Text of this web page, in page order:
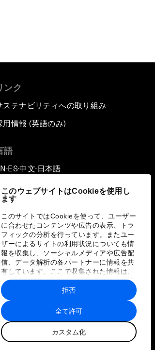
このウェブサイトはCookieを使用し
ます
このサイトではCookieを使って、ユーザー
に合わせたコンテンツや広告の表示、トラ
フィックの分析を行っています。またユー
ザーによるサイトの利用状況についても情
報を収集し、ソーシャルメディアや広告配
信、データ解析の各パートナーに情報を共
有しています。ここで収集された情報は、
ユーザーが各パートナーに提供した他の情
報や各パートナーのサービスを使用した際
に収集された情報と組み合わされ、各パー
トナーによって使用されることがありま
す。
全て許可
カスタム化
拒否
ンク
ステナビリティへの取り組み
用情報 (英語のみ)
語
▪ ES▪中文▪ 日本語